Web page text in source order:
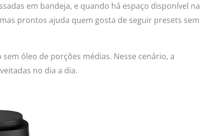
em bandeja, e quando há espaço disponível na
prontos ajuda quem gosta de seguir presets sem
óleo de porções médias. Nesse cenário, a
no dia a dia.